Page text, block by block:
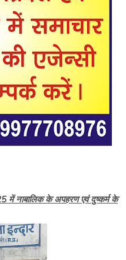
में नाबालिक के अपहरण एवं दुष्कर्म के